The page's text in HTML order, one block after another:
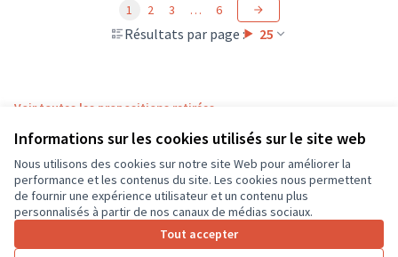
Informations sur les cookies utilisés sur le site web
Nous utilisons des cookies sur notre site Web pour améliorer la
performance et les contenus du site. Les cookies nous permettent
de fournir une expérience utilisateur et un contenu plus
personnalisés à partir de nos canaux de médias sociaux.
Tout accepter
Résultats par page : 25
1 2 3 … 6
Voir toutes les propositions retirées
Conditions d'utilisation
Paramètres des cookies
CD37 sur X
(Lien externe)
CD37 sur Facebook
CD37 sur Instagram
CD37 sur YouTube
(Lien externe)